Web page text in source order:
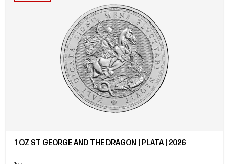
1 OZ ST GEORGE AND THE DRAGON | PLATA | 2026